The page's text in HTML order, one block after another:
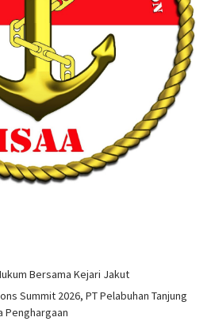
Bersama Kejari Jakut
Summit 2026, PT Pelabuhan Tanjung
Penghargaan